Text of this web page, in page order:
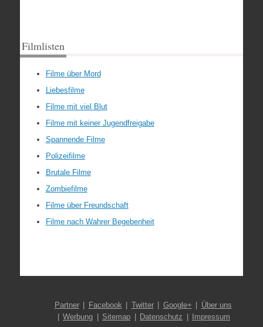
Filmlisten
Filme über Mord
Liebesfilme
Filme mit viel Blut
Filme mit keiner Jugendfreigabe
Spannende Filme
Polizeifilme
Brutale Filme
Zombiefilme
Filme über Freundschaft
Filme nach Wahrer Begebenheit
Partner Facebook Twitter Google+
Über uns
Werbung
Sitemap Datenschutz Impressum